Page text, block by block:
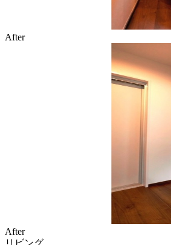
After
After
リビング